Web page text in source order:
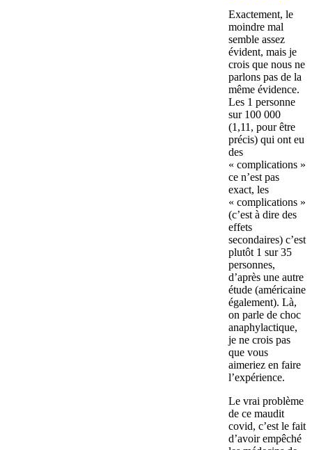
Exactement, le
moindre mal
semble assez
évident, mais je
crois que nous ne
parlons pas de la
même évidence.
Les 1 personne
sur 100 000
(1,11, pour être
précis) qui ont eu
des
« complications »
ce n’est pas
exact, les
« complications »
(c’est à dire des
effets
secondaires) c’est
plutôt 1 sur 35
personnes,
d’après une autre
étude (américaine
également). Là,
on parle de choc
anaphylactique,
je ne crois pas
que vous
aimeriez en faire
l’expérience.
Le vrai problème
de ce maudit
covid, c’est le fait
d’avoir empêché